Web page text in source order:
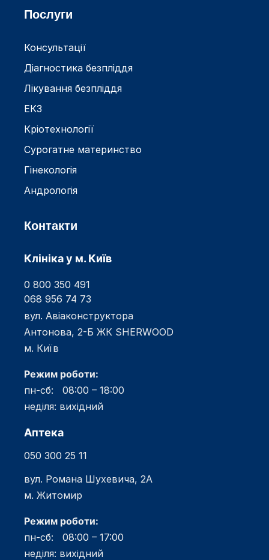
Послуги
Консультації
Діагностика безпліддя
Лікування безпліддя
ЕКЗ
Кріотехнології
Сурогатне материнство
Гінекологія
Андрологія
Контакти
Клініка у м. Київ
0 800 350 491
068 956 74 73
вул. Авіаконструктора
Антонова, 2-Б ЖК SHERWOOD
м. Київ
Режим роботи:
пн-сб: 08:00 – 18:00
неділя: вихідний
Аптека
050 300 25 11
вул. Романа Шухевича, 2А
м. Житомир
Режим роботи:
пн-сб: 08:00 – 17:00
неділя: вихідний